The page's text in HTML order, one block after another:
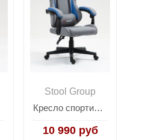
Stool Group
Кресло спортивное TopChairs Phantom серый
10 990 руб